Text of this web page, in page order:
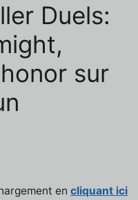
Duels:
sur
en cliquant ici